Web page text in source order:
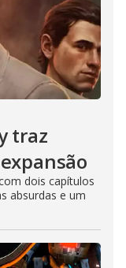
traz
dois capítulos
absurdas e um